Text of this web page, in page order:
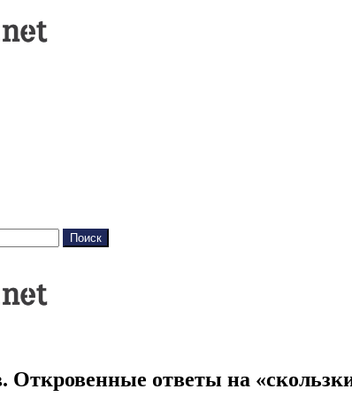
Поиск
Откровенные ответы на